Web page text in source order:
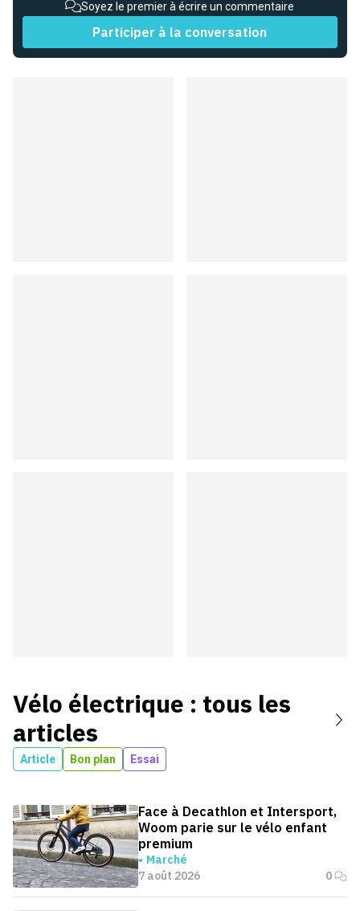
Soyez le premier à écrire un commentaire
Participer à la conversation
Vélo électrique : tous les
articles
Article Bon plan Essai
Face à Decathlon et Intersport,
Woom parie sur le vélo enfant
premium
Marché
7 août 2026
0